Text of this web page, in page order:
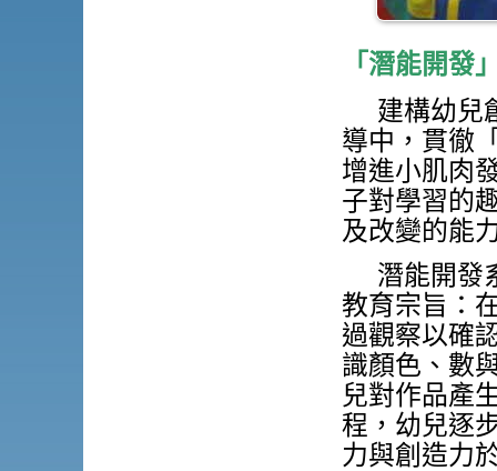
「潛能開發
建構幼兒
導中，貫徹
增進小肌肉
子對學習的
及改變的能
潛能開發
教育宗旨：
過觀察以確
識顏色、數
兒對作品產
程，幼兒逐
力與創造力